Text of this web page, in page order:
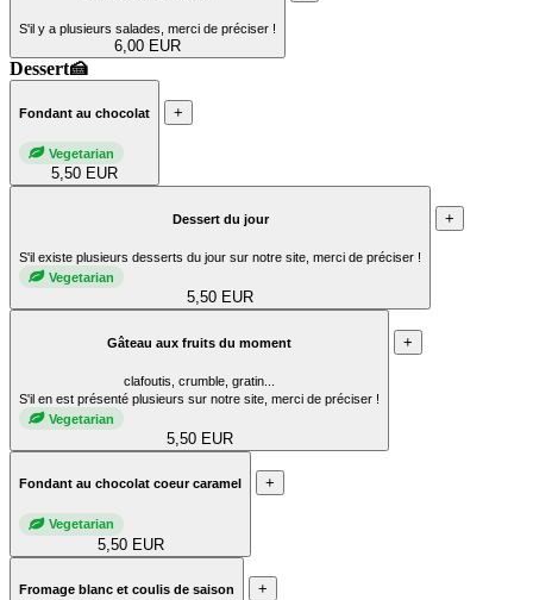
S'il y a plusieurs salades, merci de préciser !
6,00 EUR
Dessert🍰
Fondant au chocolat
Vegetarian
5,50 EUR
+
Dessert du jour
S'il existe plusieurs desserts du jour sur notre site, merci de préciser !
Vegetarian
5,50 EUR
+
Gâteau aux fruits du moment
clafoutis, crumble, gratin...
S'il en est présenté plusieurs sur notre site, merci de préciser !
Vegetarian
5,50 EUR
+
Fondant au chocolat coeur caramel
Vegetarian
5,50 EUR
+
Fromage blanc et coulis de saison +